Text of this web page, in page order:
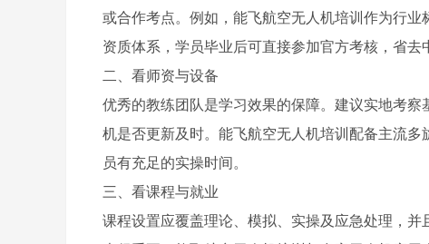
或合作考点。例如，能飞航空无人机培训作为行
资质体系，学员毕业后可直接参加官方考核，省去
二、看师资与设备
优秀的教练团队是学习效果的保障。建议实地考
机是否更新及时。能飞航空无人机培训配备主流
员有充足的实操时间。
三、看课程与就业
课程设置应覆盖理论、模拟、实操及应急处理，